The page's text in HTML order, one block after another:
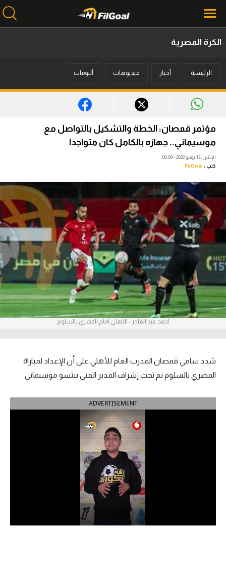
أخبار
ميركاتو
فانتازي في الجول
مسابقة التوقعات
فيديوهات
عدسات
آراء حرة
ركن الألعاب
بطولات
أمريكا 2026
الدوري الإنجليزي الممتاز
الدوري الإسباني
الدوري السعودي للمحترفين
الكرة المصرية
الرئيسية أخبار فيديوهات ألبومات
مؤتمر قمصان: الخطة والتشكيل بالتواصل مع
موسيماني.. جهازه بالكامل كان متواجدا
الإثنين، 13 يونيو 2022 - 00:09
كتب : FilGoal
أحمد عبد القادر - الأهلي أمام المصري بالسلوم
شدد سامي قمصان المدرب العام للأهلي على أن الإعداد لمباراة
المصري بالسلوم تم تحت إشراف المدير الفني بيتسو موسيماني.
ADVERTISEMENT